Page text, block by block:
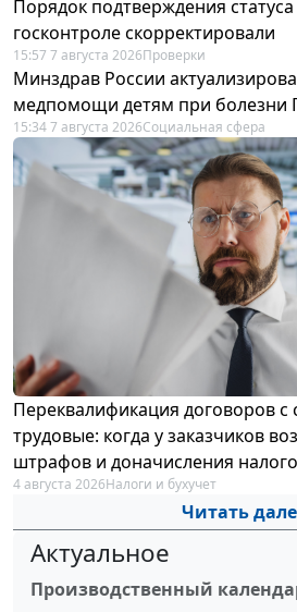
Порядок подтверждения
госконтроле скорректировали
15:57 7 августа 2026Проверки
Минздрав России
медпомощи детям при болезни
15:34 7 августа 2026Социальная сфера
Переквалификация договоров
трудовые: когда у заказчиков
штрафов и доначисления
4 августа 2026Налоги и бухучет
Читать
Актуальное
Производственный